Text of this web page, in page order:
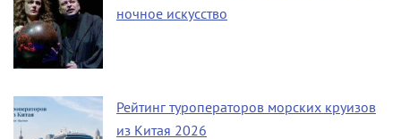
ночное искусство
Рейтинг туроператоров морских круизов
из Китая 2026